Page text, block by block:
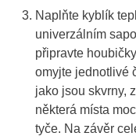
Naplňte kyblík
univerzálním
připravte
omyjte jednotlivé
jako jsou skvrny,
některá místa
tyče. Na závěr